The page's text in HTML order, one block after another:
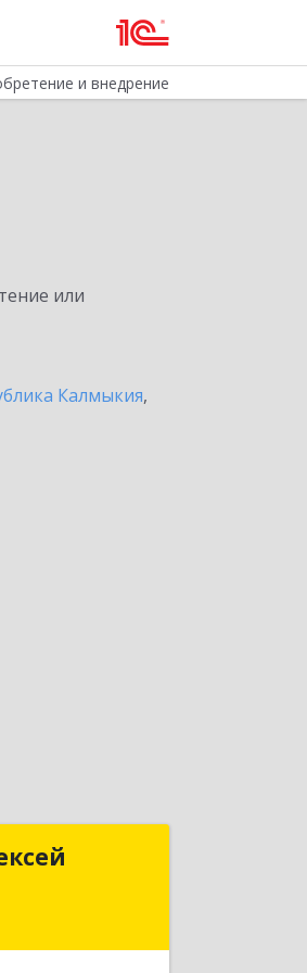
и внедрение
или
Калмыкия,
Алексей